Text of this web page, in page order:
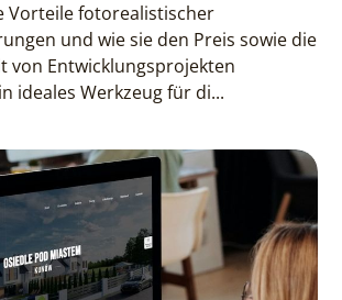
Vorteile fotorealistischer
und wie sie den Preis sowie die
von Entwicklungsprojekten
ideales Werkzeug für di...